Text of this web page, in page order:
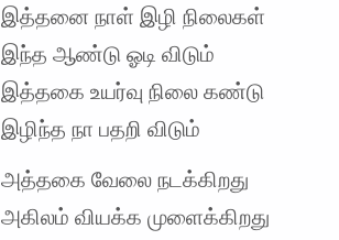
இத்தனை நாள் இழி நிலைகள்
இந்த ஆண்டு ஓடி விடும்
இத்தகை உயர்வு நிலை கண்டு
இழிந்த நா பதறி விடும்
அத்தகை வேலை நடக்கிறது
அகிலம் வியக்க முளைக்கிறது